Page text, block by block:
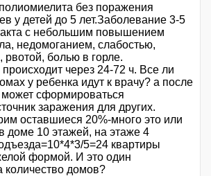
без поражения
у детей до 5 лет.Заболевание 3-5
с небольшим повышением
недомоганием, слабостью,
рвотой, болью в горле.
через 24-72 ч. Все ли
у ребенка идут к врачу? а после
сформироваться
заражения для других.
оставшиеся 20%-много это или
доме 10 этажей, на этаже 4
5=24 квартиры
формой. И это один
домов?